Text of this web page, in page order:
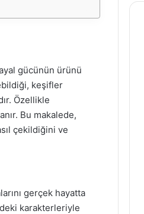
gücünün ürünü
keşifler
Özellikle
Bu makalede,
çekildiğini ve
gerçek hayatta
karakterleriyle